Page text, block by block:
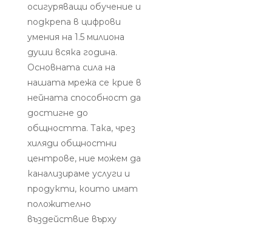
осигуряващи обучение и
подкрепа в цифрови
умения на 1.5 милиона
души всяка година.
Основната сила на
нашата мрежа се крие в
нейната способност да
достигне до
общността. Така, чрез
хиляди общностни
центрове, ние можем да
канализираме услуги и
продукти, които имат
положително
въздействие върху